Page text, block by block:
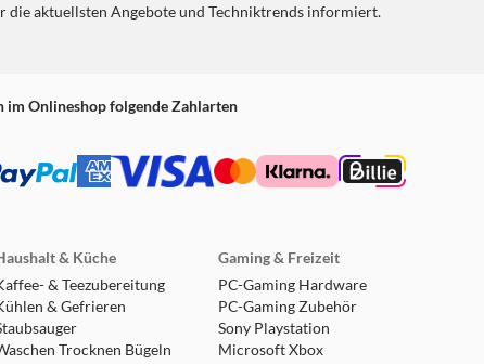
die aktuellsten Angebote und Techniktrends informiert.
im Onlineshop folgende Zahlarten
& Küche
& Teezubereitung
& Gefrieren
Trocknen Bügeln
Gaming & Freizeit
PC-Gaming Hardware
PC-Gaming Zubehör
Sony Playstation
Microsoft Xbox